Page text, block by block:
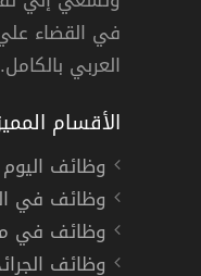
في القضاء
العربي بالكامل.
الأقسام
وظائف اليوم
وظائف في
وظائف في
وظائف